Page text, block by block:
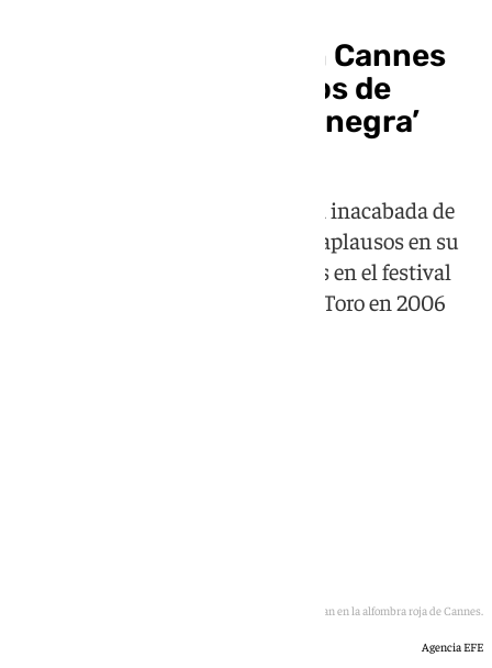
Los Javis conquistan Cannes
con más de 15 minutos de
ovación para ‘La bola negra’
La película, inspirada en una obra inacabada de
Lorca, recibió casi 20 minutos de aplausos en su
estreno en Cannes, solo superados en el festival
por 'El laberinto del fauno' de Del Toro en 2006
Los Javis saludan en la alfombra roja de Cannes.
Agencia EFE